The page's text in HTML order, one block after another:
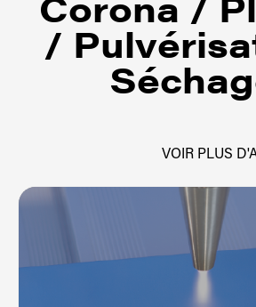
/
VOIR PLUS